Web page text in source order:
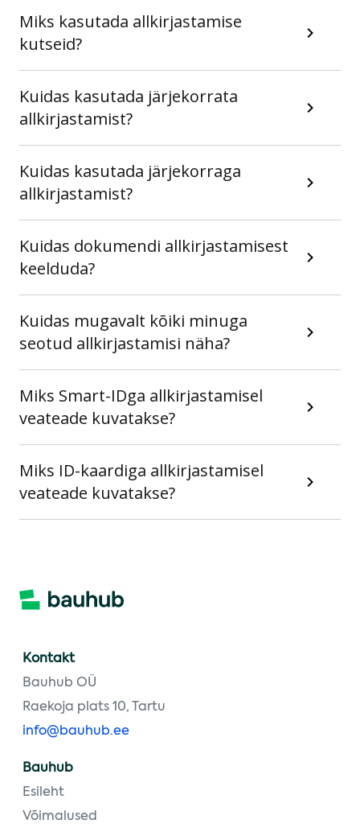
Miks kasutada allkirjastamise
kutseid?
Kuidas kasutada järjekorrata
allkirjastamist?
Kuidas kasutada järjekorraga
allkirjastamist?
Kuidas dokumendi allkirjastamisest
keelduda?
Kuidas mugavalt kõiki minuga
seotud allkirjastamisi näha?
Miks Smart-IDga allkirjastamisel
veateade kuvatakse?
Miks ID-kaardiga allkirjastamisel
veateade kuvatakse?
Kontakt
Bauhub OÜ
Raekoja plats 10, Tartu
info@bauhub.ee
Bauhub
Esileht
Võimalused